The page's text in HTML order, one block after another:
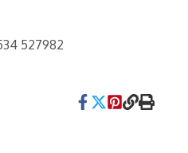
527982